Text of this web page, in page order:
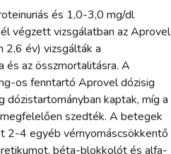
és 1,0-3,0 mg/dl
végzett vizsgálatban az Aprovel
2,6 év) vizsgálták a
az összmortalitásra. A
os fenntartó Aprovel dózisig
kaptak, míg a
szedték. A betegek
2-4 egyéb vérnyomáscsökkentő
béta-blokkolót és alfa-